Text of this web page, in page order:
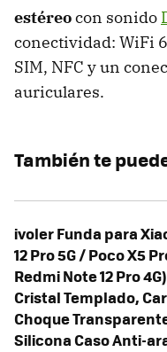
estéreocon sonido
conectividad: WiFi
SIM, NFC y un
auriculares.
También te
ivoler Funda para
12 Pro 5G / Poco X5
Redmi Note 12 Pro
Cristal Templado,
Choque
Silicona Caso Anti-